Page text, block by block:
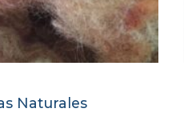
Naturales